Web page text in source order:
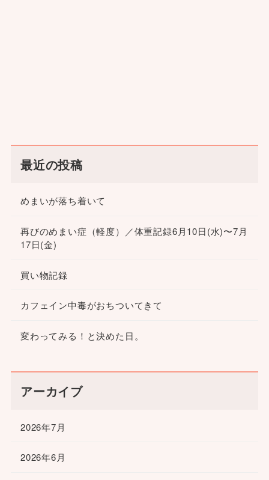
最近の投稿
めまいが落ち着いて
再びのめまい症（軽度）／体重記録6月10日(水)〜7月
17日(金)
買い物記録
カフェイン中毒がおちついてきて
変わってみる！と決めた日。
アーカイブ
2026年7月
2026年6月